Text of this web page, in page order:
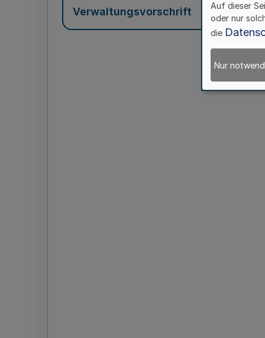
Verwaltungsvorschrift
Auf dieser
oder nur
die
Nur